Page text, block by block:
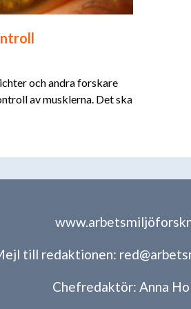
och andra forskare
av musklerna. Det ska
till redaktionen:
Chefredaktör: Anna